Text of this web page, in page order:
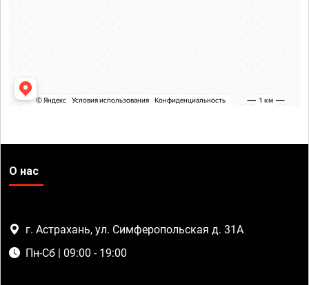
О нас
г. Астрахань, ул. Симферопольская д. 31А
Пн-Сб | 09:00 - 19:00